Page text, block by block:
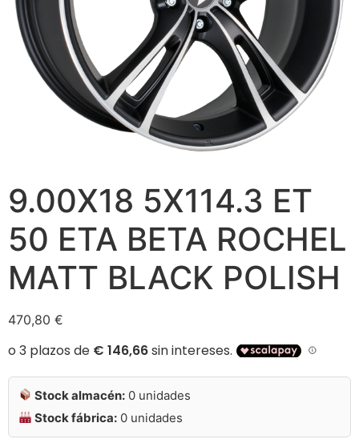
9.00X18 5X114.3 ET
50 ETA BETA ROCHEL
MATT BLACK POLISH
470,80 €
Stock almacén: 0 unidades
Stock fábrica: 0 unidades